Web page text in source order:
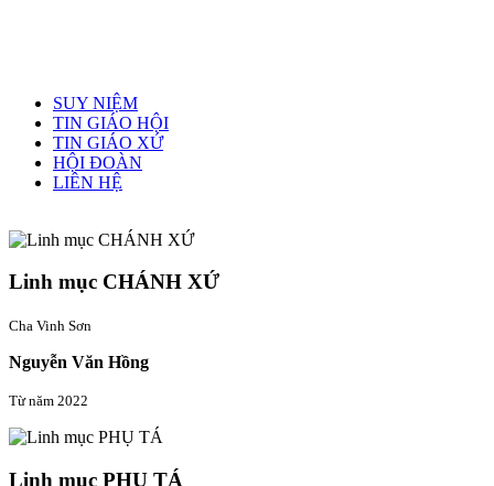
SUY NIỆM
TIN GIÁO HỘI
TIN GIÁO XỨ
HỘI ĐOÀN
LIÊN HỆ
Linh mục CHÁNH XỨ
Cha Vinh Sơn
Nguyễn Văn Hồng
Từ năm 2022
Linh mục PHỤ TÁ